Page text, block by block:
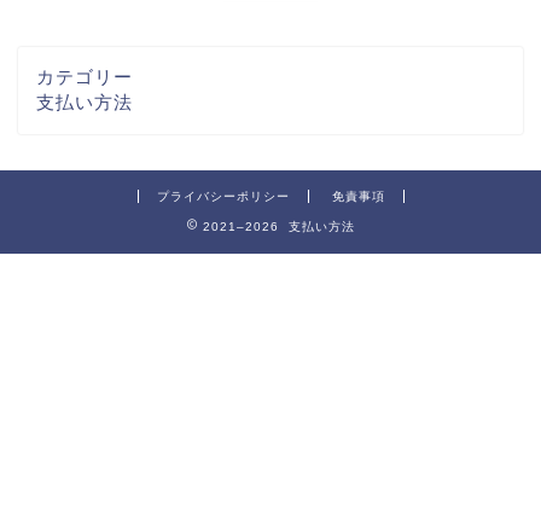
カテゴリー
支払い方法
プライバシーポリシー 免責事項
2021–2026 支払い方法